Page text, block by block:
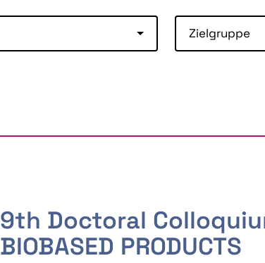
Zielgruppe
9th Doctoral
BIOBASED PRODUCTS